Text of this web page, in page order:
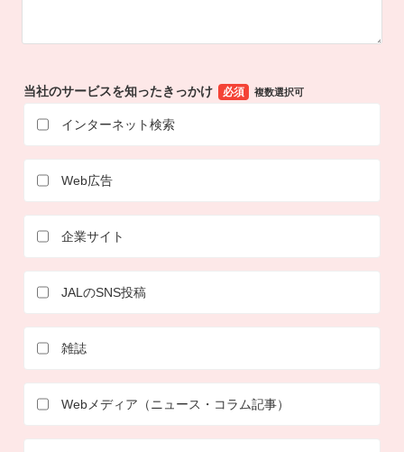
当社のサービスを知ったきっかけ 必須 複数選択可
インターネット検索
Web広告
企業サイト
JALのSNS投稿
雑誌
Webメディア（ニュース・コラム記事）